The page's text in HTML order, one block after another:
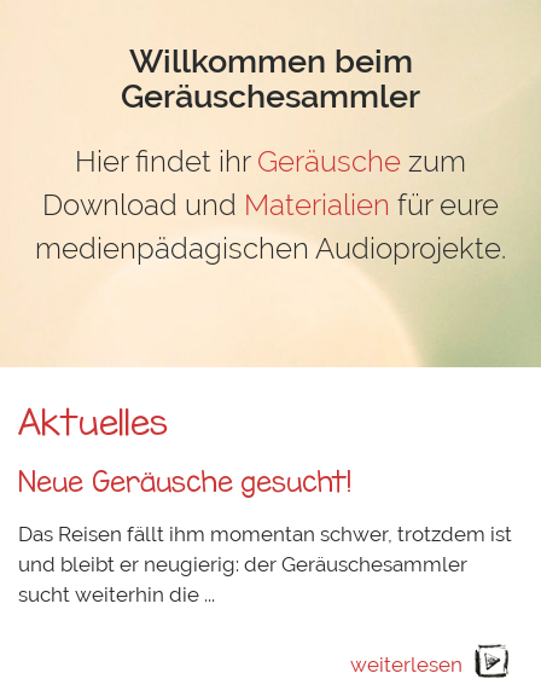
Willkommen beim
Geräuschesammler
Hier findet ihr Geräusche zum
Download und Materialien für eure
medienpädagischen Audioprojekte.
Aktuelles
Neue Geräusche gesucht!
Das Reisen fällt ihm momentan schwer, trotzdem ist
und bleibt er neugierig: der Geräuschesammler
sucht weiterhin die ...
weiterlesen